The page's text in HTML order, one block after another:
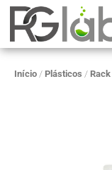
Início / Plásticos / Rack